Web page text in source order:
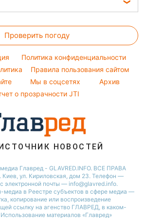
Тана
Проверить погоду
Политика конфиденциальности
Правила пользования сайтом
Мы в соцсетях
Архив
о прозрачности JTI
НОВОСТЕЙ
Главред - GLAVRED.INFO. ВСЕ ПРАВА
ул. Кириловская, дом 23. Телефон —
электронной почты — info@glavred.info.
медиа в Реестре cубъектов в сфере медиа —
копирование или воспроизведение
ссылку на агенство ГЛАВРЕД, в каком-
материалов «Главред»